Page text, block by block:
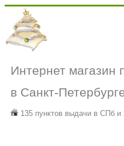
Интернет магазин
в Санкт-
135 пунктов выдачи в СПб и